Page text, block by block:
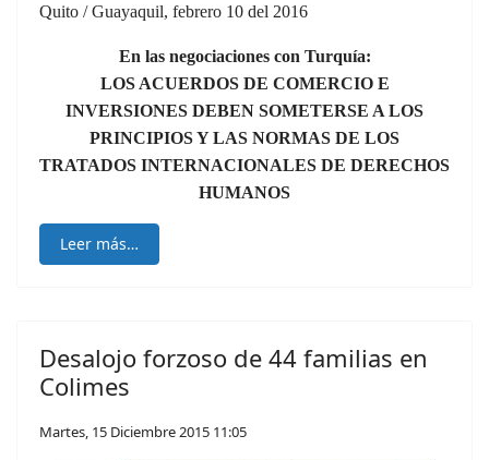
Quito / Guayaquil, febrero 10 del 2016
En las negociaciones con Turquía:
LOS ACUERDOS DE COMERCIO E
INVERSIONES DEBEN SOMETERSE A LOS
PRINCIPIOS Y LAS NORMAS DE LOS
TRATADOS INTERNACIONALES DE DERECHOS
HUMANOS
Leer más…
Desalojo forzoso de 44 familias en
Colimes
Martes, 15 Diciembre 2015 11:05